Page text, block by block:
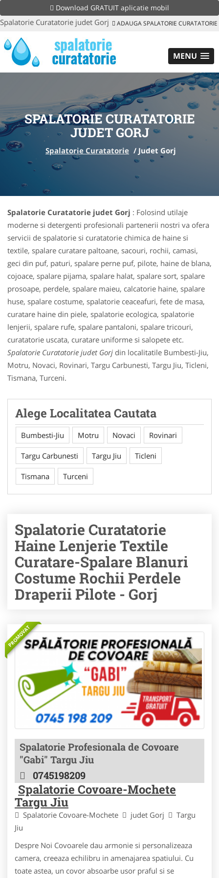
Download GRATUIT aplicatie mobil
Spalatorie Curatatorie judet Gorj ADAUGA SPALATORIE CURATATORIE
MENU
SPALATORIE CURATATORIE
JUDET GORJ
Spalatorie Curatatorie / Judet Gorj
Spalatorie Curatatorie judet Gorj : Folosind utilaje
moderne si detergenti profesionali partenerii nostri va ofera
servicii de spalatorie si curatatorie chimica de haine si
textile, spalare curatare paltoane, sacouri, rochii, camasi,
geci din puf, paturi, spalare perne puf, pilote, haine de blana,
cojoace, spalare pijama, spalare halat, spalare sort, spalare
prosoape, perdele, spalare maieu, calcatorie haine, spalare
huse, spalare costume, spalatorie ceaceafuri, fete de masa,
curatare haine din piele, spalatorie ecologica, spalatorie
lenjerii, spalare rufe, spalare pantaloni, spalare tricouri,
curatatorie uscata, curatare uniforme si salopete etc.
Spalatorie Curatatorie judet Gorj din localitatile Bumbesti-Jiu,
Motru, Novaci, Rovinari, Targu Carbunesti, Targu Jiu, Ticleni,
Tismana, Turceni.
Alege Localitatea Cautata
Bumbesti-Jiu Motru Novaci Rovinari
Targu Carbunesti Targu Jiu Ticleni
Tismana Turceni
Spalatorie Curatatorie
Haine Lenjerie Textile
Curatare-Spalare Blanuri
Costume Rochii Perdele
Draperii Pilote - Gorj
PROMOVAT
Spalatorie Profesionala de Covoare
"Gabi" Targu Jiu
0745198209
Spalatorie Covoare-Mochete
Targu Jiu
Spalatorie Covoare-Mochete judet Gorj
Targu
Jiu
Despre Noi Covoarele dau armonie si personalizeaza
camera, creeaza echilibru in amenajarea spatiului. Cu
toate astea, un covor absoarbe usor praful si se